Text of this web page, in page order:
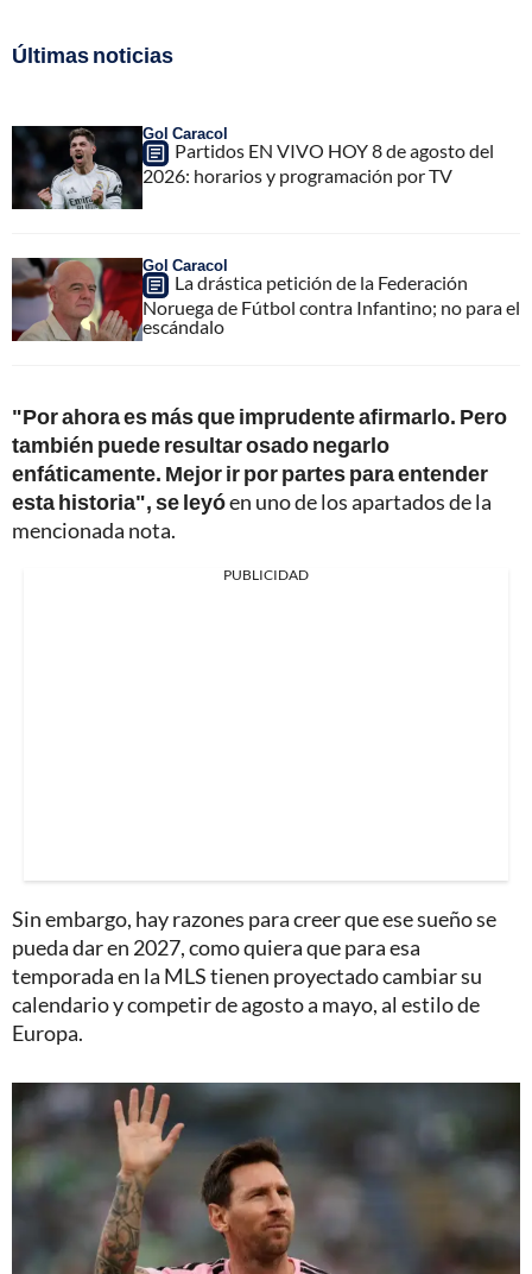
Últimas noticias
Gol Caracol
Partidos EN VIVO HOY 8 de agosto del
2026: horarios y programación por TV
Gol Caracol
La drástica petición de la Federación
Noruega de Fútbol contra Infantino; no para el
escándalo
"Por ahora es más que imprudente afirmarlo. Pero
también puede resultar osado negarlo
enfáticamente. Mejor ir por partes para entender
esta historia", se leyóen uno de los apartados de la
mencionada nota.
PUBLICIDAD
Sin embargo, hay razones para creer que ese sueño se
pueda dar en 2027, como quiera que para esa
temporada en la MLS tienen proyectado cambiar su
calendario y competir de agosto a mayo, al estilo de
Europa.